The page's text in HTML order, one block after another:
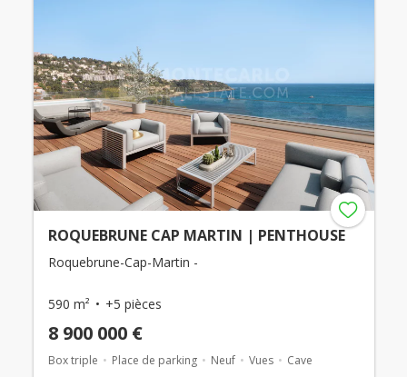
ROQUEBRUNE CAP MARTIN | PENTHOUSE
Roquebrune-Cap-Martin -
590 m² +5 pièces
8 900 000 €
Box triple Place de parking Neuf Vues Cave